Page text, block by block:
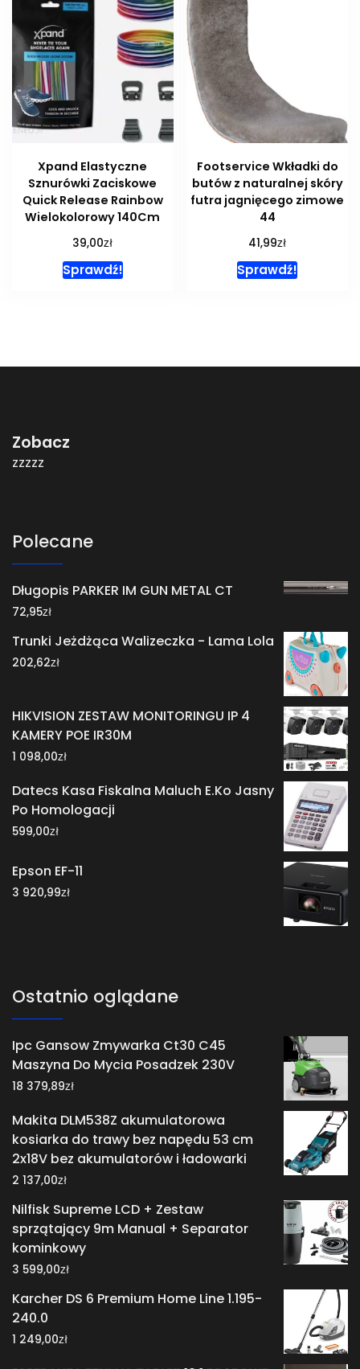
Xpand Elastyczne
Sznurówki Zaciskowe
Quick Release Rainbow
Wielokolorowy 140Cm
39,00zł
Sprawdź!
Footservice Wkładki do
butów z naturalnej skóry
futra jagnięcego zimowe
44
41,99zł
Sprawdź!
Zobacz
zzzzz
Polecane
Długopis PARKER IM GUN METAL CT
72,95zł
Trunki Jeżdżąca Walizeczka - Lama Lola
202,62zł
HIKVISION ZESTAW MONITORINGU IP 4
KAMERY POE IR30M
1 098,00zł
Datecs Kasa Fiskalna Maluch E.Ko Jasny
Po Homologacji
599,00zł
Epson EF-11
3 920,99zł
Ostatnio oglądane
Ipc Gansow Zmywarka Ct30 C45
Maszyna Do Mycia Posadzek 230V
18 379,89zł
Makita DLM538Z akumulatorowa
kosiarka do trawy bez napędu 53 cm
2x18V bez akumulatorów i ładowarki
2 137,00zł
Nilfisk Supreme LCD + Zestaw
sprzątający 9m Manual + Separator
kominkowy
3 599,00zł
Karcher DS 6 Premium Home Line 1.195-
240.0
1 249,00zł